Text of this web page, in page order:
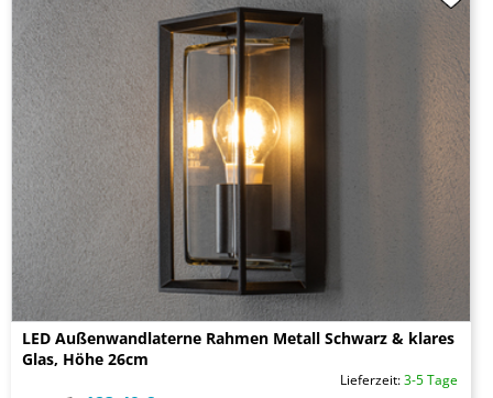
LED Außenwandlaterne Rahmen Metall Schwarz & klares
Glas, Höhe 26cm
Lieferzeit:3-5 Tage